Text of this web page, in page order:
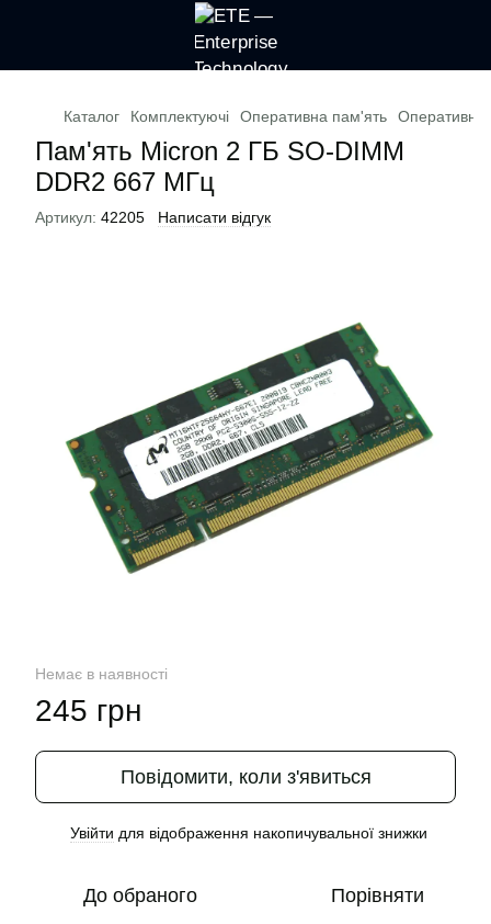
Каталог Комплектуючі Оперативна пам'ять Оперативна
Пам'ять Micron 2 ГБ SO-DIMM
DDR2 667 МГц
Артикул: 42205 Написати відгук
Немає в наявності
245 грн
Повідомити, коли з'явиться
Увійти для відображення накопичувальної знижки
До обраного Порівняти